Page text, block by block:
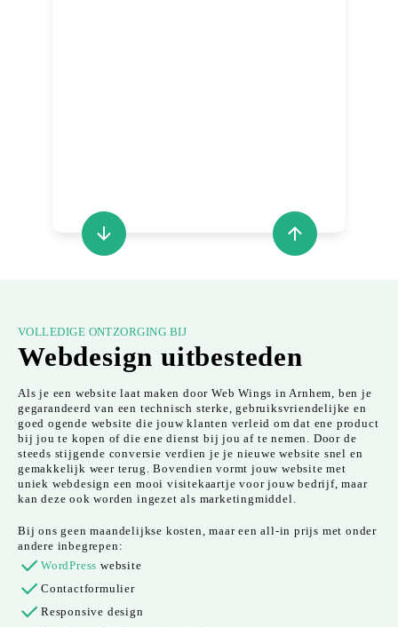
VOLLEDIGE ONTZORGING BIJ
Webdesign uitbesteden
Als je een website laat maken door Web Wings in Arnhem, ben je
gegarandeerd van een technisch sterke, gebruiksvriendelijke en
goed ogende website die jouw klanten verleid om dat ene product
bij jou te kopen of die ene dienst bij jou af te nemen. Door de
steeds stijgende conversie verdien je je nieuwe website snel en
gemakkelijk weer terug. Bovendien vormt jouw website met
uniek webdesign een mooi visitekaartje voor jouw bedrijf, maar
kan deze ook worden ingezet als marketingmiddel.
Bij ons geen maandelijkse kosten, maar een all-in prijs met onder
andere inbegrepen:
WordPress website
Contactformulier
Responsive design